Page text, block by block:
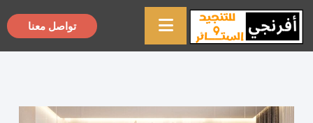
×
تواصل معنا